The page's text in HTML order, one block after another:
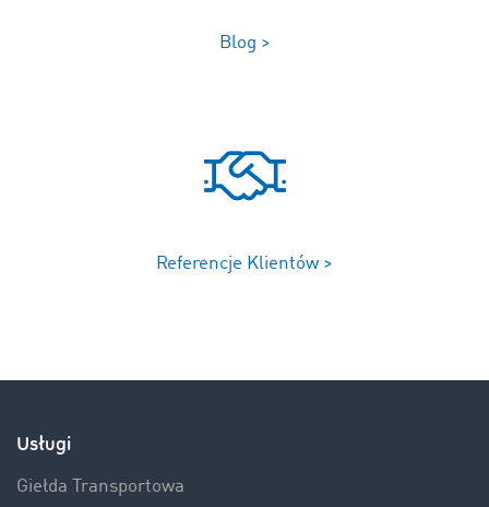
Blog >
Referencje Klientów >
Usługi
Giełda Transportowa